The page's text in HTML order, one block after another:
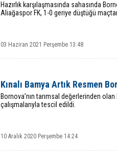
Hazırlık karşılaşmasında sahasında
Aliağaspor FK, 1-0 geriye düştüğü
03 Haziran 2021 Perşembe 13:48
Kınalı Bamya Artık Resmen
Bornova’nın tarımsal değerlerinden olan
çalışmalarıyla tescil edildi.
10 Aralık 2020 Perşembe 14:24